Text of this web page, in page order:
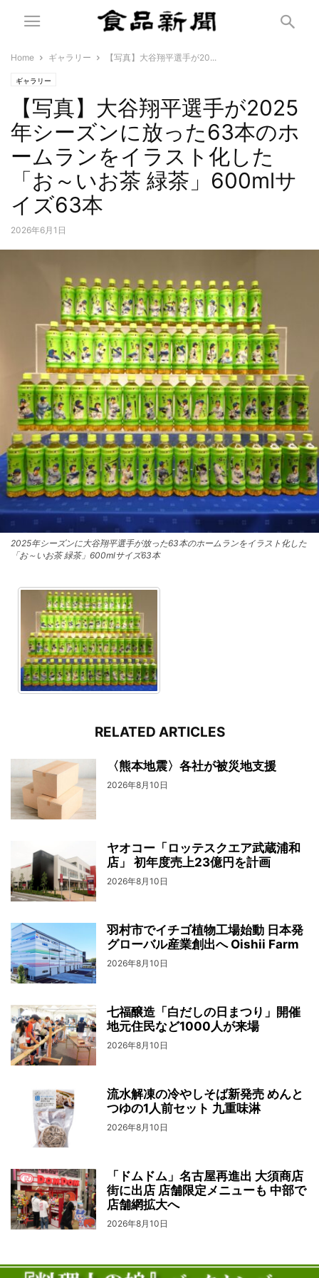
Home ギャラリー 【写真】大谷翔平選手が20...
ギャラリー
【写真】大谷翔平選手が2025
年シーズンに放った63本のホ
ームランをイラスト化した
「お～いお茶 緑茶」600mlサ
イズ63本
2026年6月1日
2025年シーズンに大谷翔平選手が放った63本のホームランをイラスト化した
「お～いお茶 緑茶」600mlサイズ63本
RELATED ARTICLES
〈熊本地震〉各社が被災地支援
2026年8月10日
ヤオコー「ロッテスクエア武蔵浦和
店」 初年度売上23億円を計画
2026年8月10日
羽村市でイチゴ植物工場始動 日本発
グローバル産業創出へ Oishii Farm
2026年8月10日
七福醸造「白だしの日まつり」開催
地元住民など1000人が来場
2026年8月10日
流水解凍の冷やしそば新発売 めんと
つゆの1人前セット 九重味淋
2026年8月10日
「ドムドム」名古屋再進出 大須商店
街に出店 店舗限定メニューも 中部で
店舗網拡大へ
2026年8月10日